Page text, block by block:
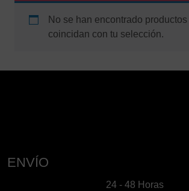
No se han encontrado productos
coincidan con tu selección.
ENVÍO
24 - 48 Horas